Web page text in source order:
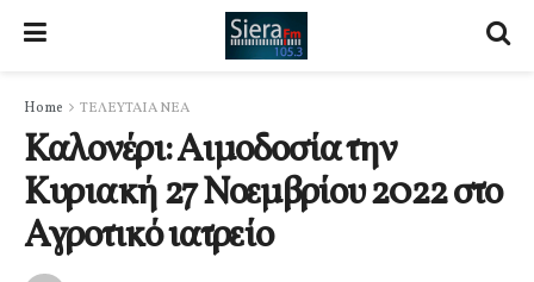
Home ΤΕΛΕΥΤΑΙΑ ΝΕΑ
Καλονέρι: Αιμοδοσία την
Κυριακή 27 Νοεμβρίου 2022 στο
Αγροτικό ιατρείο